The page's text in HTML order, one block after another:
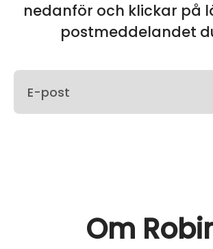
nedanför och klickar på
postmeddelandet
Om